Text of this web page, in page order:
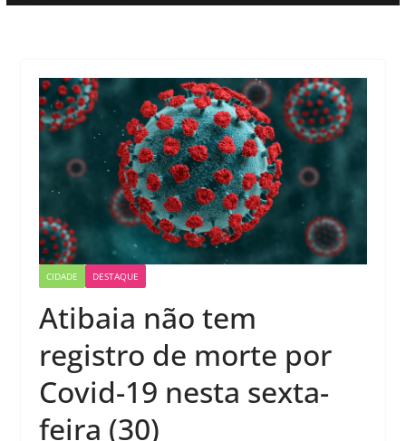
CIDADE DESTAQUE
Atibaia não tem
registro de morte por
Covid-19 nesta sexta-
feira (30)